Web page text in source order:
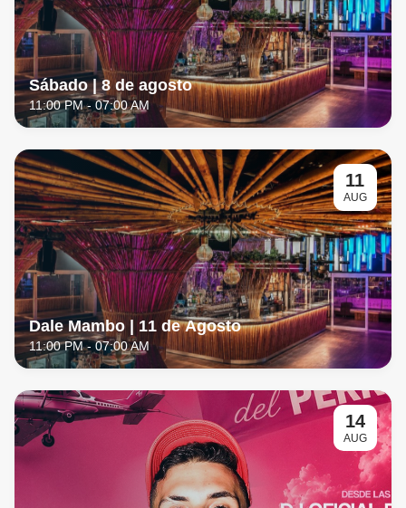
Sábado | 8 de agosto
11:00 PM- 07:00 AM
11
AUG
Dale Mambo | 11 de Agosto
11:00 PM- 07:00 AM
14
AUG